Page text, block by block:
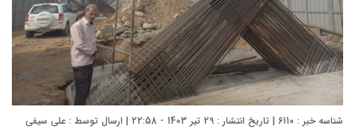
شناسه خبر : 6110 | تاریخ انتشار : 29 تیر 1403 - 22:58 | ارسال توسط : علی سیفی